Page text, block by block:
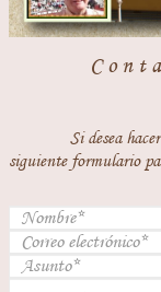
Si desea
siguiente formulario